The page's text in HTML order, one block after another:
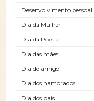
Desenvolvimento pessoal
Dia da Mulher
Dia da Poesia
Dia das mães
Dia do amigo
Dia dos namorados
Dia dos pais